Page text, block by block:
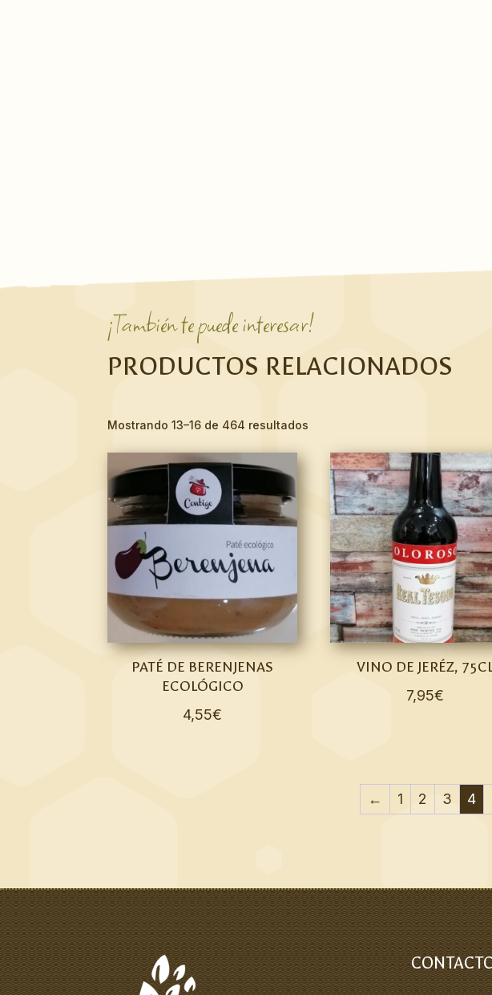
¡También te puede interesar!
PRODUCTOS RELACIONADOS
Mostrando 13–16 de 464 resultados
PATÉ DE BERENJENAS
ECOLÓGICO
4,55€
VINO DE JERÉZ,
7,95€
← 1 2 3 4